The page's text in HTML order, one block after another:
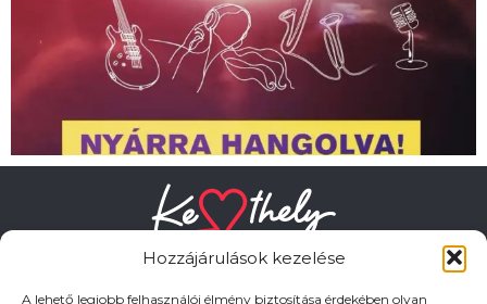
Hozzájárulások kezelése
A lehető legjobb felhasználói élmény biztosítása érdekében olyan